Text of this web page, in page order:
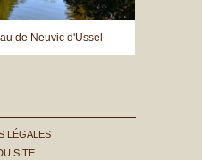
de Neuvic d'Ussel
LÉGALES
SITE